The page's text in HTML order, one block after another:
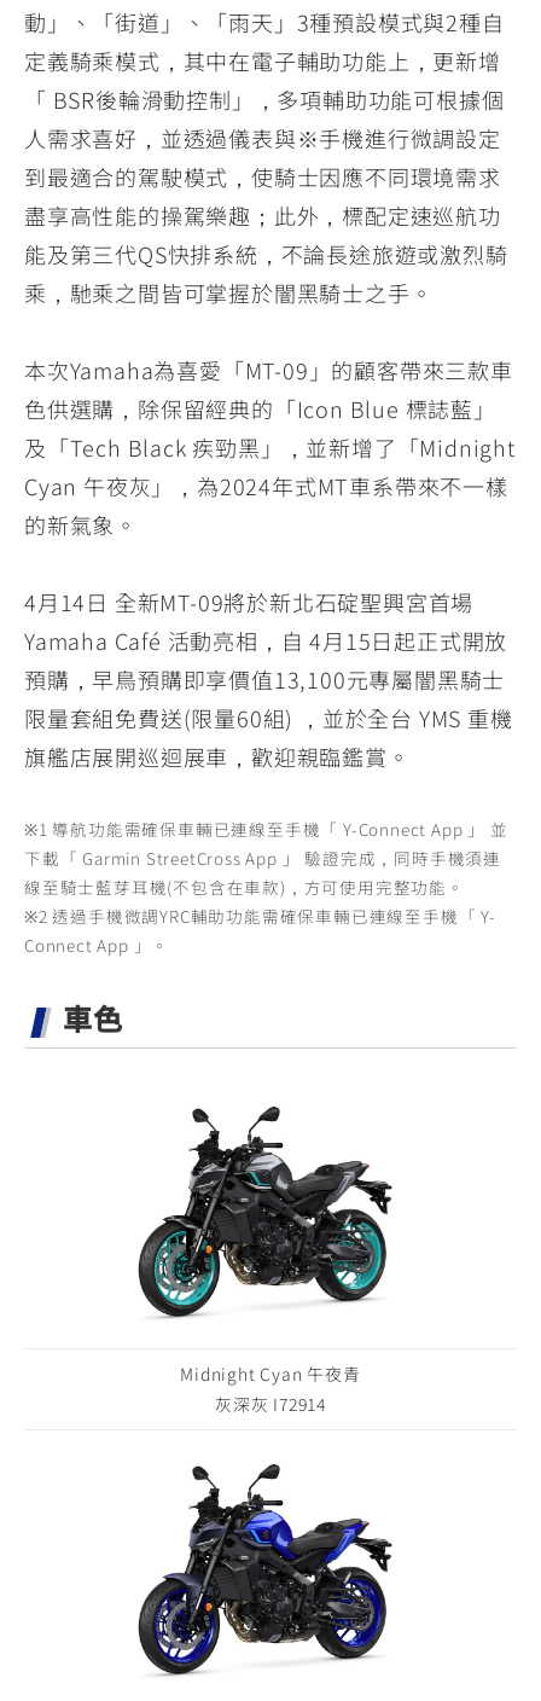
動」、「街道」、「雨天」3種預設模式與2種自
定義騎乘模式，其中在電子輔助功能上，更新增
「 BSR後輪滑動控制」，多項輔助功能可根據個
人需求喜好，並透過儀表與※手機進行微調設定
到最適合的駕駛模式，使騎士因應不同環境需求
盡享高性能的操駕樂趣；此外，標配定速巡航功
能及第三代QS快排系統，不論長途旅遊或激烈騎
乘，馳乘之間皆可掌握於闇黑騎士之手。
本次Yamaha為喜愛「MT-09」的顧客帶來三款車
色供選購，除保留經典的「Icon Blue 標誌藍」
及「Tech Black 疾勁黑」，並新增了「Midnight
Cyan 午夜灰」，為2024年式MT車系帶來不一樣
的新氣象。
4月14日 全新MT-09將於新北石碇聖興宮首場
Yamaha Café 活動亮相，自 4月15日起正式開放
預購，早鳥預購即享價值13,100元專屬闇黑騎士
限量套組免費送(限量60組) ，並於全台 YMS 重機
旗艦店展開巡迴展車，歡迎親臨鑑賞。
※1 導航功能需確保車輛已連線至手機「 Y-Connect App 」 並
下載「 Garmin StreetCross App 」 驗證完成，同時手機須連
線至騎士藍芽耳機(不包含在車款)，方可使用完整功能。
※2 透過手機微調YRC輔助功能需確保車輛已連線至手機「 Y-
Connect App 」。
車色
Midnight Cyan 午夜青
灰深灰 I72914